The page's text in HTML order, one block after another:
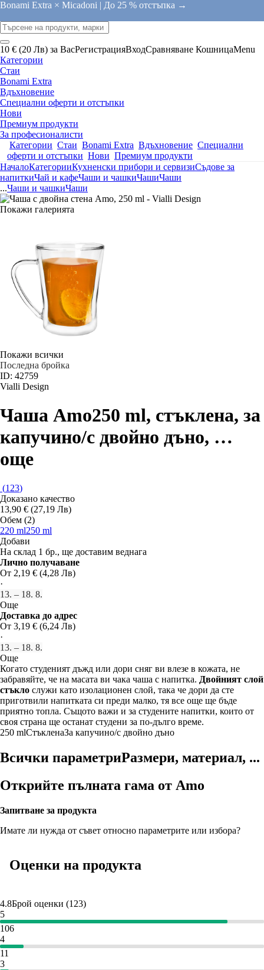
Bonami Extra × Micadoni | До 25 % отстъпка →
10 € (20 Лв) за ВасРегистрацияВходСравняване КошницаMenu
Категории
Стаи
Bonami Extra
Вдъхновение
Специални оферти и отстъпки
Нови
Премиум продукти
За професионалисти
Категории Стаи Bonami Extra Вдъхновение Специални
оферти и отстъпки Нови Премиум продукти
НачалоКатегорииКухненски прибори и сервизиСъдове за
напиткиЧай и кафеЧаши и чашкиЧашиЧаши
...Чаши и чашкиЧаши
Покажи галерията
Покажи всички
Последна бройка
ID: 42759
Vialli Design
Чаша Amo250 ml, стъклена, за
капучино/с двойно дъно, …
още
(123)
Доказано качество
13,90 € (27,19 Лв)
Обем (2)
220 ml250 ml
Добави
На склад 1 бр., ще доставим веднага
Лично получаване
От 2,19 € (4,28 Лв)
·
13. – 18. 8.
Още
Доставка до адрес
От 3,19 € (6,24 Лв)
·
13. – 18. 8.
Още
Когато студеният дъжд или дори сняг ви влезе в кожата, не
забравяйте, че на масата ви чака чаша с напитка. Двойният слой
стъкло служи като изолационен слой, така че дори да сте
приготвили напитката си преди малко, тя все още ще бъде
приятно топла. Същото важи и за студените напитки, които от
своя страна ще останат студени за по-дълго време.
250 mlСтъкленаЗа капучино/с двойно дъно
Всички параметриРазмери, материал, ...
Открийте пълната гама от Amo
Запитване за продукта
Имате ли нужда от съвет относно параметрите или избора?
Оценки на продукта
4.8Брой оценки (123)
5
106
4
11
3